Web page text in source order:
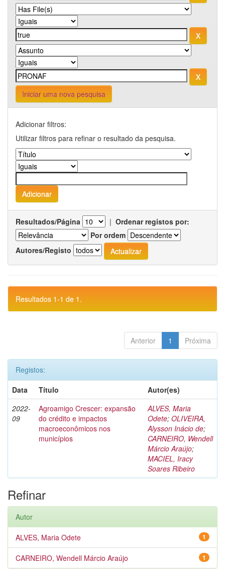
Iniciar uma nova pesquisa
Adicionar filtros:
Utilizar filtros para refinar o resultado da pesquisa.
Resultados/Página | Ordenar registos por:
Por ordem
Autores/Registo
Resultados 1-1 de 1.
Anterior 1 Próxima
Registos:
Data
Título
Autor(es)
2022-
09
Agroamigo Crescer: expansão
do crédito e impactos
macroeconômicos nos
municípios
ALVES, Maria
Odete; OLIVEIRA,
Alysson Inácio de;
CARNEIRO, Wendell
Márcio Araújo;
MACIEL, Iracy
Soares Ribeiro
Refinar
Autor
1
ALVES, Maria Odete
1
CARNEIRO, Wendell Márcio Araújo